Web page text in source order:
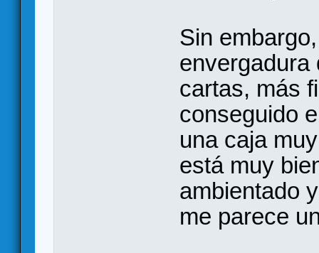
Sin
envergadura
cartas, más
conseguido
una caja
está muy
ambientado
me parece